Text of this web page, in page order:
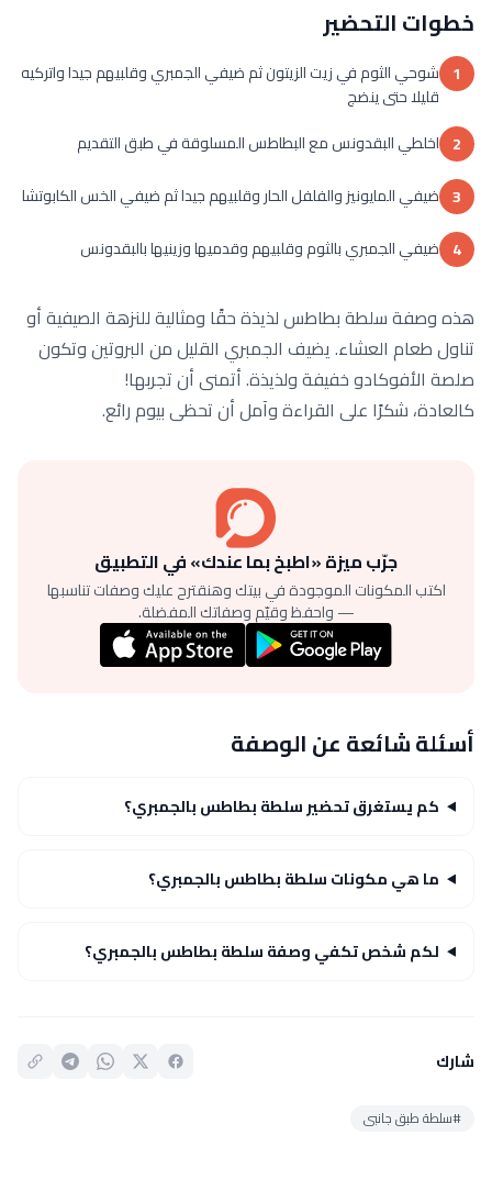
خطوات التحضير
1 شوحي الثوم في زيت الزيتون ثم ضيفي الجمبري وقلبيهم جيدا واتركيه
قليلا حتى ينضج
2 اخلطي البقدونس مع البطاطس المسلوقة في طبق التقديم
3 ضيفي المايونيز والفلفل الحار وقلبيهم جيدا ثم ضيفي الخس الكابوتشا
4 ضيفي الجمبري بالثوم وقلبيهم وقدميها وزينيها بالبقدونس
هذه وصفة سلطة بطاطس لذيذة حقًا ومثالية للنزهة الصيفية أو
تناول طعام العشاء. يضيف الجمبري القليل من البروتين وتكون
صلصة الأفوكادو خفيفة ولذيذة. أتمنى أن تجربها!
كالعادة، شكرًا على القراءة وآمل أن تحظى بيوم رائع.
جرّب ميزة «اطبخ بما عندك» في التطبيق
اكتب المكونات الموجودة في بيتك وهنقترح عليك وصفات تناسبها
— واحفظ وقيّم وصفاتك المفضلة.
أسئلة شائعة عن الوصفة
كم يستغرق تحضير سلطة بطاطس بالجمبري؟
ما هي مكونات سلطة بطاطس بالجمبري؟
لكم شخص تكفي وصفة سلطة بطاطس بالجمبري؟
شارك
#سلطة طبق جانبى